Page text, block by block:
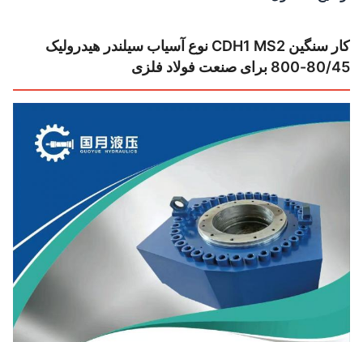
کار سنگین CDH1 MS2 نوع آسیاب سیلندر هیدرولیک
صنعت فولاد فلزی